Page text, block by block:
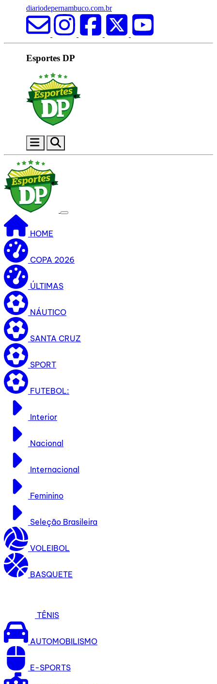
diariodepernambuco.com.br
Esportes DP
HOME
COPA 2026
ÚLTIMAS
NÁUTICO
SANTA CRUZ
SPORT
FUTEBOL:
Interior
Nacional
Internacional
Feminino
Seleção Brasileira
VOLEIBOL
BASQUETE
TÊNIS
AUTOMOBILISMO
E-SPORTS